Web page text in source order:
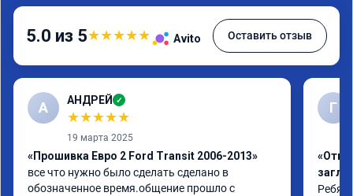
5.0 из 5★★★★★ Avito Оставить отзыв
А АНДРЕЙ ✓
★★★★★
19 марта 2025
«Прошивка Евро 2 Ford Transit 2006-2013»
все что нужно было сделать сделано в
обозначенное время.общение прошло с
Г